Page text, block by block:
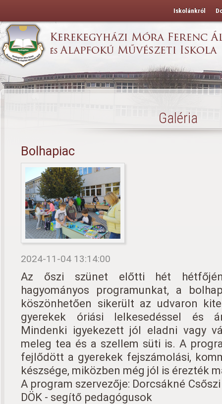
Iskolánkról
Galéria
Bolhapiac
2024-11-04 13:14:00
Az őszi szünet előtti hét
hagyományos programunkat, a
köszönhetően sikerült az udvaron
gyerekek óriási lelkesedéssel és
Mindenki igyekezett jól eladni vagy
meleg tea és a szellem süti is. A
fejlődött a gyerekek fejszámolási,
készsége, miközben még jól is érezték
A program szervezője: Dorcsákné
DÖK - segítő pedagógusok